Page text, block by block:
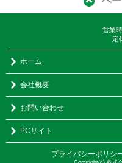
営業
定
ホーム
会社概要
お問い合わせ
PCサイト
プライバシーポリシ